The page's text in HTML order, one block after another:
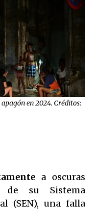
en 2024. Créditos:
a oscuras
su Sistema
(SEN), una falla